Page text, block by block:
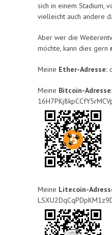
sich in einem Stadium,
vielleicht auch andere
Aber wer die
möchte, kann dies gern
Meine Ether-Adresse:
Meine Bitcoin-Adresse:
Meine Litecoin-